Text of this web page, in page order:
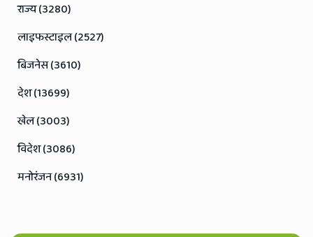
राज्य (3280)
लाइफस्टाइल (2527)
बिजनेस (3610)
देश (13699)
खेल (3003)
विदेश (3086)
मनोरंजन (6931)